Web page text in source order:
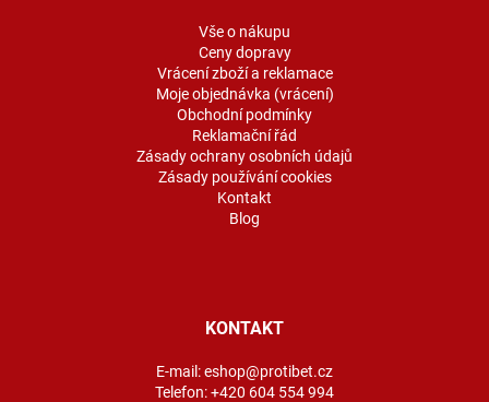
Vše o nákupu
Ceny dopravy
Vrácení zboží a reklamace
Moje objednávka (vrácení)
Obchodní podmínky
Reklamační řád
Zásady ochrany osobních údajů
Zásady používání cookies
Kontakt
Blog
KONTAKT
E-mail:eshop@protibet.cz
Telefon:+420 604 554 994